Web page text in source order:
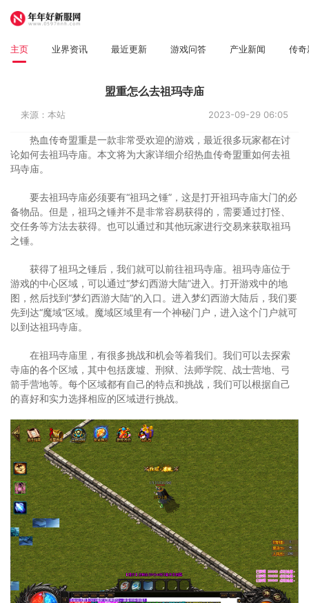
主页 业界资讯 最近更新 游戏问答 产业新闻 传奇
盟重怎么去祖玛寺庙
来源：本站 2023-09-29 06:05
热血传奇盟重是一款非常受欢迎的游戏，最近很多玩家都在讨
论如何去祖玛寺庙。本文将为大家详细介绍热血传奇盟重如何去祖
玛寺庙。
要去祖玛寺庙必须要有“祖玛之锤”，这是打开祖玛寺庙大门的必
备物品。但是，祖玛之锤并不是非常容易获得的，需要通过打怪、
交任务等方法去获得。也可以通过和其他玩家进行交易来获取祖玛
之锤。
获得了祖玛之锤后，我们就可以前往祖玛寺庙。祖玛寺庙位于
游戏的中心区域，可以通过“梦幻西游大陆”进入。打开游戏中的地
图，然后找到“梦幻西游大陆”的入口。进入梦幻西游大陆后，我们要
先到达“魔域”区域。魔域区域里有一个神秘门户，进入这个门户就可
以到达祖玛寺庙。
在祖玛寺庙里，有很多挑战和机会等着我们。我们可以去探索
寺庙的各个区域，其中包括废墟、刑狱、法师学院、战士营地、弓
箭手营地等。每个区域都有自己的特点和挑战，我们可以根据自己
的喜好和实力选择相应的区域进行挑战。